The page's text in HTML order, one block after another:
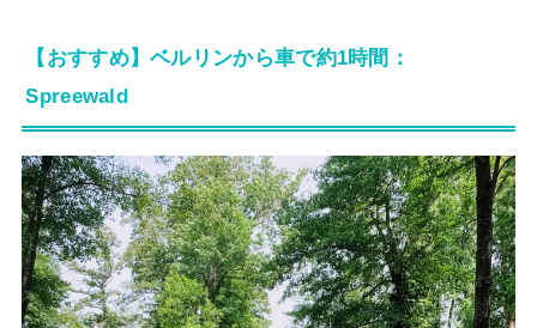
【おすすめ】ベルリンから車で約1時間：
Spreewald